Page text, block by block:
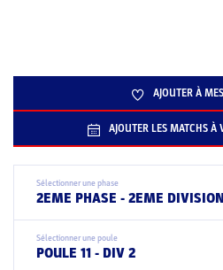
AJOUTER À
AJOUTER LES MATCHS À
Sélectionner une phase
2EME PHASE - 2EME
Sélectionner une poule
POULE 11 - DIV 2